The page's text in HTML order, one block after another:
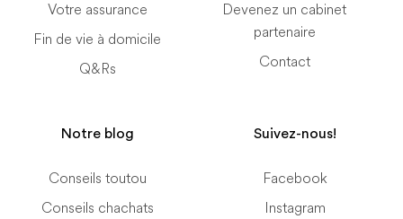
Votre assurance
Fin de vie à domicile
Q&Rs
Devenez un cabinet
partenaire
Contact
Notre blog
Conseils toutou
Conseils chachats
Suivez-nous!
Facebook
Instagram